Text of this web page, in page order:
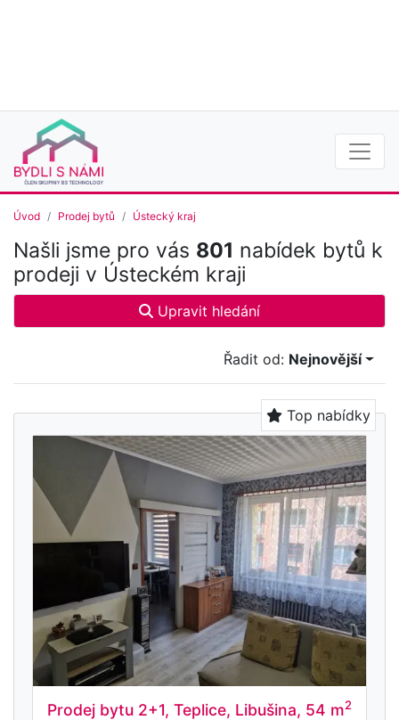
Úvod Prodej bytů Ústecký kraj
Našli jsme pro vás 801 nabídek bytů k
prodeji v Ústeckém kraji
Upravit hledání
Řadit od: Nejnovější
Top nabídky
Prodej bytu 2+1, Teplice, Libušina, 54 m2